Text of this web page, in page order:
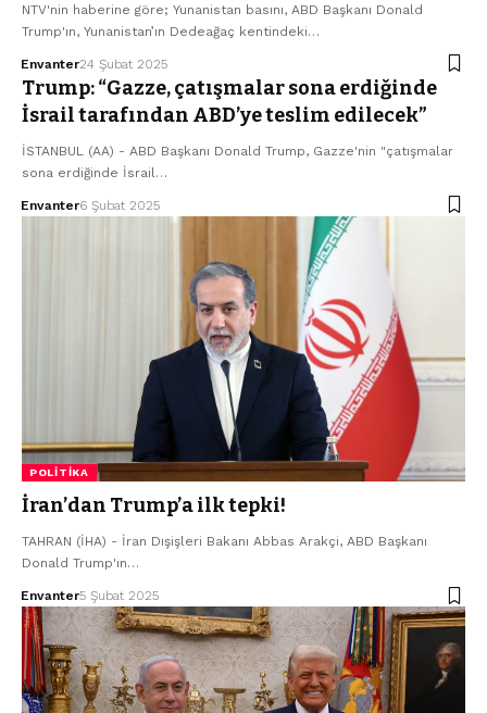
NTV'nin haberine göre; Yunanistan basını, ABD Başkanı Donald
Trump'ın, Yunanistan’ın Dedeağaç kentindeki…
Envanter24 Şubat 2025
Trump: “Gazze, çatışmalar sona erdiğinde
İsrail tarafından ABD’ye teslim edilecek”
İSTANBUL (AA) - ABD Başkanı Donald Trump, Gazze'nin "çatışmalar
sona erdiğinde İsrail…
Envanter6 Şubat 2025
POLITIKA
İran’dan Trump’a ilk tepki!
TAHRAN (İHA) - İran Dışişleri Bakanı Abbas Arakçi, ABD Başkanı
Donald Trump'ın…
Envanter5 Şubat 2025